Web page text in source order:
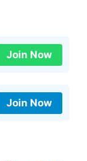
Join Now
Join Now